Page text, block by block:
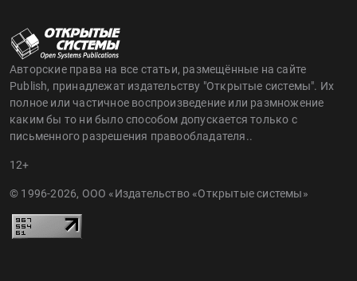
Авторские права на все статьи, размещённые на сайте
Publish, принадлежат издательству "Открытые системы". Их
полное или частичное воспроизведение или размножение
каким бы то ни было способом допускается только с
письменного разрешения правообладателя..
12+
© 1996-2026, ООО «Издательство «Открытые системы»